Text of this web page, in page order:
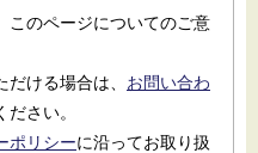
このページについてのご意
ける場合は、 お問い合わ
さい。
ポリシーに沿ってお取り扱